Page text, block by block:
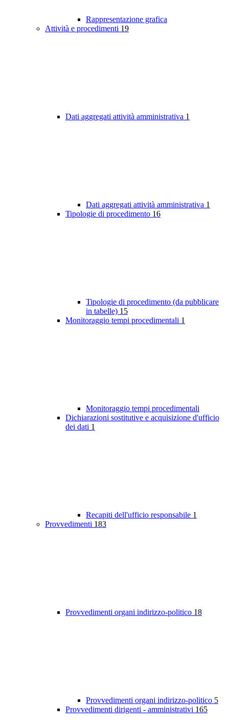
Rappresentazione grafica
Attività e procedimenti 19
Dati aggregati attività amministrativa 1
Dati aggregati attività amministrativa 1
Tipologie di procedimento 16
Tipologie di procedimento (da pubblicare
in tabelle) 15
Monitoraggio tempi procedimentali 1
Monitoraggio tempi procedimentali
Dichiarazioni sostitutive e acquisizione d'ufficio
dei dati 1
Recapiti dell'ufficio responsabile 1
Provvedimenti 183
Provvedimenti organi indirizzo-politico 18
Provvedimenti organi indirizzo-politico 5
Provvedimenti dirigenti - amministrativi 165